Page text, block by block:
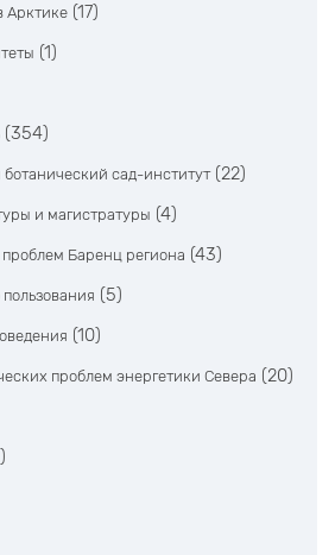
Арктике (17)
(1)
(354)
сад-институт (22)
и магистратуры (4)
Баренц региона (43)
(5)
(10)
проблем энергетики Севера (20)